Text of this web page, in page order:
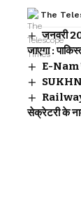
The
जनवरी
जाएगा :
E-Nam
Railway
सेक्रेटरी के